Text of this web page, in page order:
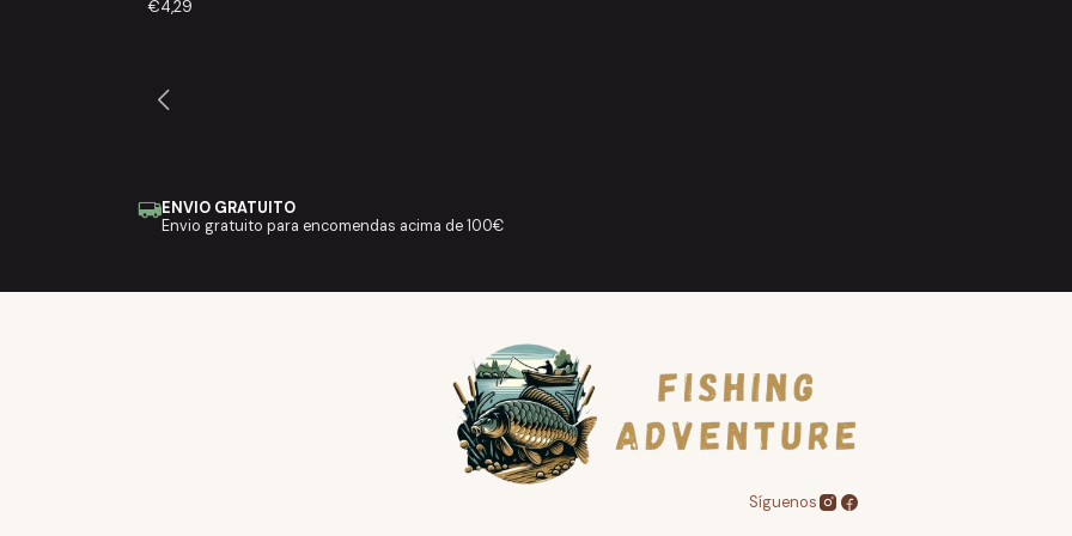
€4,29
ENVIO GRATUITO
Envio gratuito para encomendas acima de 100€
Síguenos